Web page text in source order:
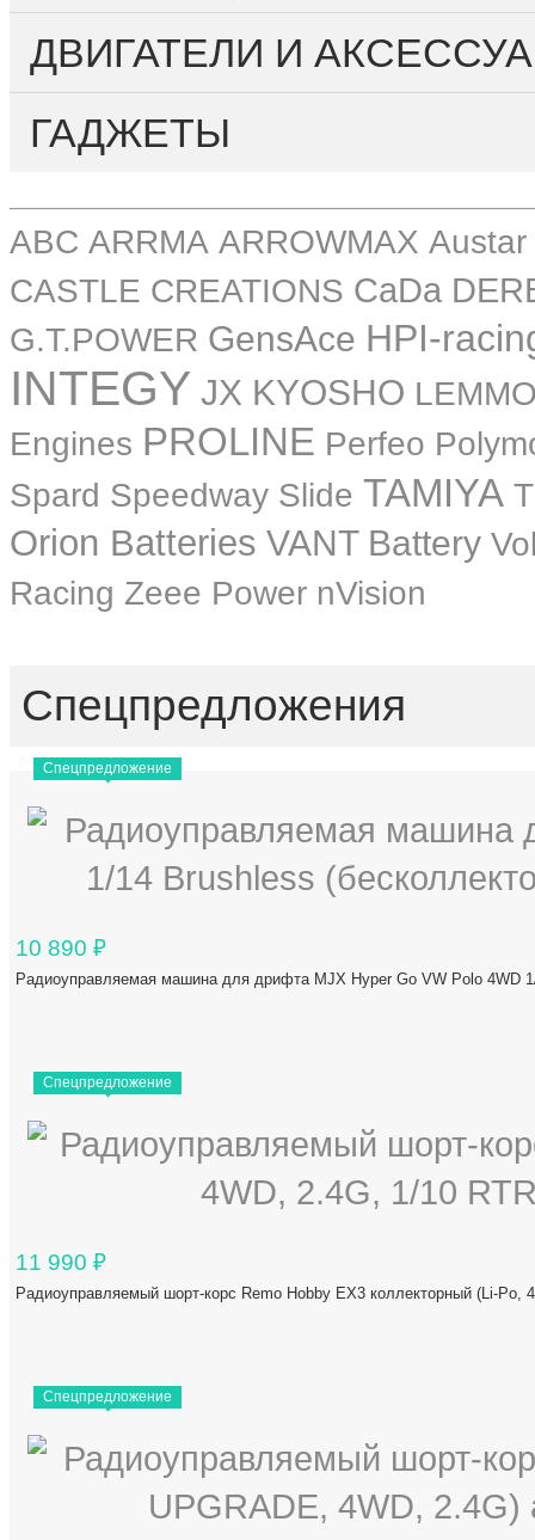
ДВИГАТЕЛИ И
ГАДЖЕТЫ
ABC ARRMA ARROWMAX Austar
CASTLE CREATIONS CaDa
G.T.POWER GensAce HPI-
INTEGY JX KYOSHO
Engines PROLINE Perfeo
Spard Speedway Slide TAMIYA
Orion Batteries VANT Battery
Racing Zeee Power nVision
Спецпредложения
Спецпредложение
10 890 ₽
Радиоуправляемая машина для дрифта MJX Hyper Go VW Polo 4WD
Спецпредложение
11 990 ₽
Радиоуправляемый шорт-корс Remo Hobby EX3 коллекторный (Li-Po,
Спецпредложение